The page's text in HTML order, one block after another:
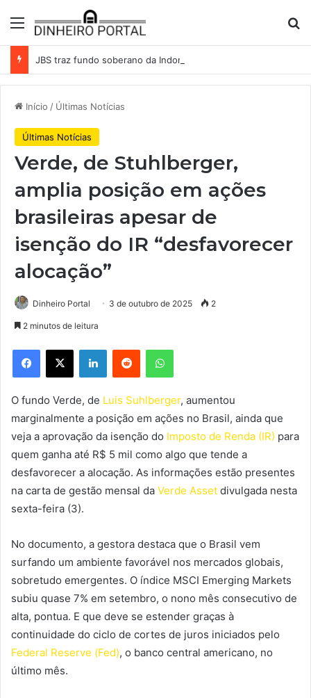
Menu
Início / Últimas Notícias
Últimas Notícias
Verde, de Stuhlberger,
amplia posição em ações
brasileiras apesar de
isenção do IR “desfavorecer
alocação”
Dinheiro Portal 3 de outubro de 2025 2
2 minutos de leitura
Facebook
X LinkedinReddit WhatsApp
O fundo Verde, de Luis Suhlberger, aumentou
marginalmente a posição em ações no Brasil, ainda que
veja a aprovação da isenção do Imposto de Renda (IR) para
quem ganha até R$ 5 mil como algo que tende a
desfavorecer a alocação. As informações estão presentes
na carta de gestão mensal da Verde Asset divulgada nesta
sexta-feira (3).
No documento, a gestora destaca que o Brasil vem
surfando um ambiente favorável nos mercados globais,
sobretudo emergentes. O índice MSCI Emerging Markets
subiu quase 7% em setembro, o nono mês consecutivo de
alta, pontua. E que deve se estender graças à
continuidade do ciclo de cortes de juros iniciados pelo
Federal Reserve (Fed), o banco central americano, no
último mês.